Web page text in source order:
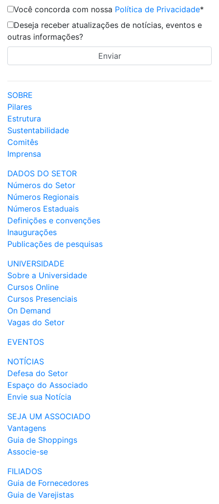
Você concorda com nossa Política de Privacidade*
Deseja receber atualizações de notícias, eventos e
outras informações?
SOBRE
Pilares
Estrutura
Sustentabilidade
Comitês
Imprensa
DADOS DO SETOR
Números do Setor
Números Regionais
Números Estaduais
Definições e convenções
Inaugurações
Publicações de pesquisas
UNIVERSIDADE
Sobre a Universidade
Cursos Online
Cursos Presenciais
On Demand
Vagas do Setor
EVENTOS
NOTÍCIAS
Defesa do Setor
Espaço do Associado
Envie sua Notícia
SEJA UM ASSOCIADO
Vantagens
Guia de Shoppings
Associe-se
FILIADOS
Guia de Fornecedores
Guia de Varejistas